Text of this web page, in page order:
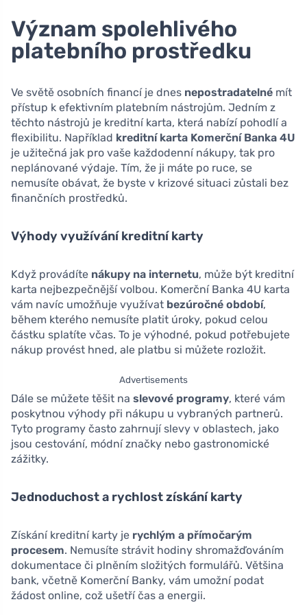
Význam spolehlivého
platebního prostředku
Ve světě osobních financí je dnes nepostradatelné mít
přístup k efektivním platebním nástrojům. Jedním z
těchto nástrojů je kreditní karta, která nabízí pohodlí a
flexibilitu. Například kreditní karta Komerční Banka 4U
je užitečná jak pro vaše každodenní nákupy, tak pro
neplánované výdaje. Tím, že ji máte po ruce, se
nemusíte obávat, že byste v krizové situaci zůstali bez
finančních prostředků.
Výhody využívání kreditní karty
Když provádíte nákupy na internetu, může být kreditní
karta nejbezpečnější volbou. Komerční Banka 4U karta
vám navíc umožňuje využívat bezúročné období,
během kterého nemusíte platit úroky, pokud celou
částku splatíte včas. To je výhodné, pokud potřebujete
nákup provést hned, ale platbu si můžete rozložit.
Advertisements
Dále se můžete těšit na slevové programy, které vám
poskytnou výhody při nákupu u vybraných partnerů.
Tyto programy často zahrnují slevy v oblastech, jako
jsou cestování, módní značky nebo gastronomické
zážitky.
Jednoduchost a rychlost získání karty
Získání kreditní karty je rychlým a přímočarým
procesem. Nemusíte strávit hodiny shromažďováním
dokumentace či plněním složitých formulářů. Většina
bank, včetně Komerční Banky, vám umožní podat
žádost online, což ušetří čas a energii.